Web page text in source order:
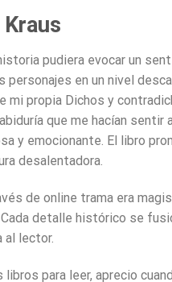
pudiera evocar un
en un nivel
propia Dichos y
que me hacían sentir
y emocionante. El libro
desalentadora.
de online trama era
detalle histórico se
al lector.
para leer, aprecio